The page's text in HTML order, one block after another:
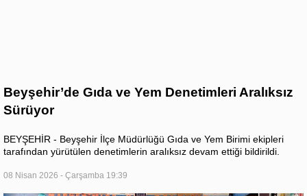
Beyşehir’de Gıda ve Yem Denetimleri Aralıksız
Sürüyor
BEYŞEHİR - Beyşehir İlçe Müdürlüğü Gıda ve Yem Birimi ekipleri
tarafından yürütülen denetimlerin aralıksız devam ettiği bildirildi.
08 Nisan 2026 - Çarşamba 19:39